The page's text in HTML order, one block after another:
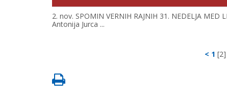
2. nov. SPOMIN VERNIH RAJNIH 31. NEDELJA
Antonija Jurca ...
< 1 [2]